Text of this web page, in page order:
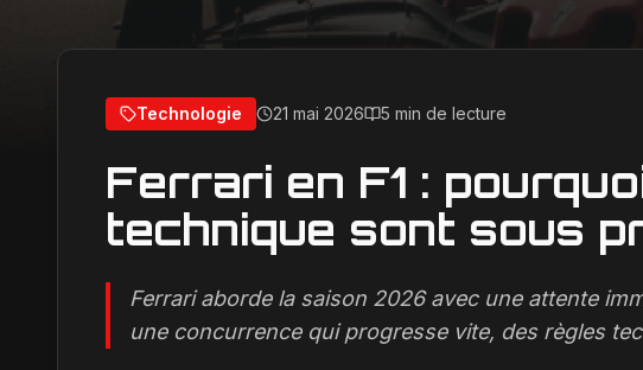
Technologie 21 mai 2026 5 min de lecture
Ferrari en F1 :
technique sont sous
Ferrari aborde la saison 2026 avec une attente
une concurrence qui progresse vite, des règles